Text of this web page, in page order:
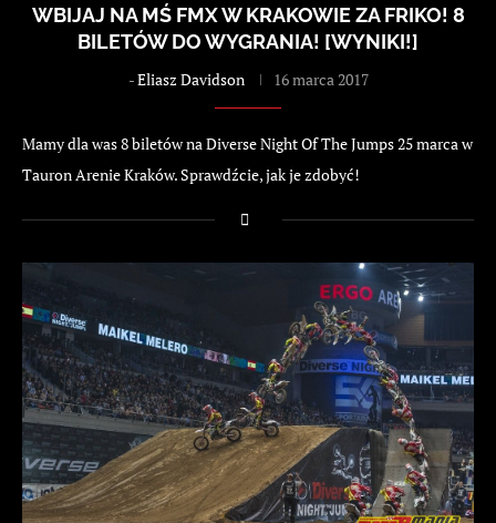
WBIJAJ NA MŚ FMX W KRAKOWIE ZA FRIKO! 8
BILETÓW DO WYGRANIA! [WYNIKI!]
-Eliasz Davidson 16 marca 2017
Mamy dla was 8 biletów na Diverse Night Of The Jumps 25 marca w
Tauron Arenie Kraków. Sprawdźcie, jak je zdobyć!